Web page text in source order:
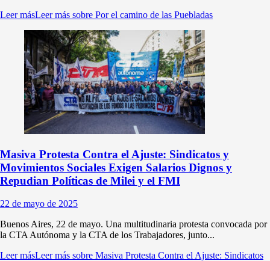
Leer másLeer más sobre Por el camino de las Puebladas
Masiva Protesta Contra el Ajuste: Sindicatos y
Movimientos Sociales Exigen Salarios Dignos y
Repudian Políticas de Milei y el FMI
22 de mayo de 2025
Buenos Aires, 22 de mayo. Una multitudinaria protesta convocada por
la CTA Autónoma y la CTA de los Trabajadores, junto...
Leer másLeer más sobre Masiva Protesta Contra el Ajuste: Sindicatos